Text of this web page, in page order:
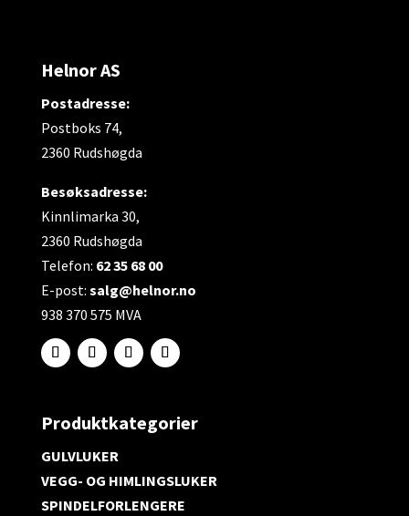
Helnor AS
Postadresse:
Postboks 74,
2360 Rudshøgda
Besøksadresse:
Kinnlimarka 30,
2360 Rudshøgda
Telefon: 62 35 68 00
E-post: salg@helnor.no
938 370 575 MVA
Produktkategorier
GULVLUKER
VEGG- OG HIMLINGSLUKER
SPINDELFORLENGERE